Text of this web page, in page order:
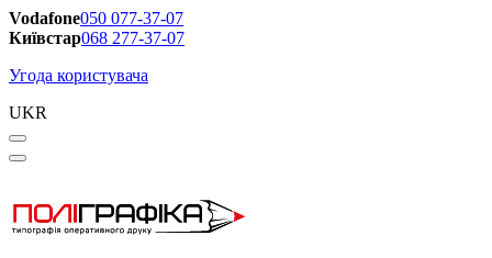
Vodafone050 077-37-07
Київстар068 277-37-07
Угода користувача
UKR